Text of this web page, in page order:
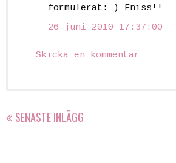
formulerat:-) Fniss!!
26 juni 2010 17:37:00
Skicka en kommentar
SENASTE INLÄGG